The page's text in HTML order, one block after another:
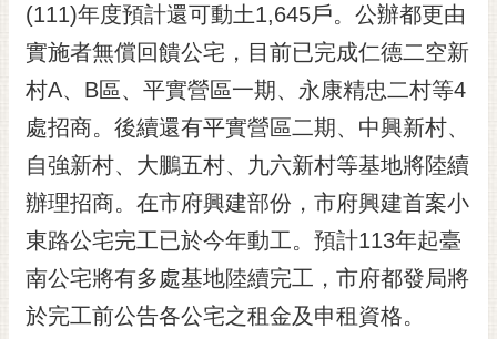
市
民
信
箱
English
日
本
語
隱
私
權
(111)年度預計還可動土1,645戶。公辦都更由
實施者無償回饋公宅，目前已完成仁德二空新
村A、B區、平實營區一期、永康精忠二村等4
處招商。後續還有平實營區二期、中興新村、
自強新村、大鵬五村、九六新村等基地將陸續
辦理招商。在市府興建部份，市府興建首案小
東路公宅完工已於今年動工。預計113年起臺
南公宅將有多處基地陸續完工，市府都發局將
於完工前公告各公宅之租金及申租資格。